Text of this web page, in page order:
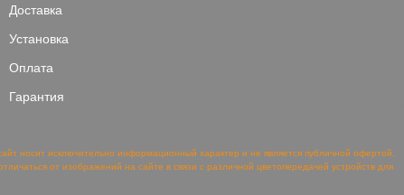
Доставка
Установка
Оплата
Гарантия
носит исключительно информационный характер и не является публичной офертой,
от изображений на сайте в связи с различной цветопередачей устройств для